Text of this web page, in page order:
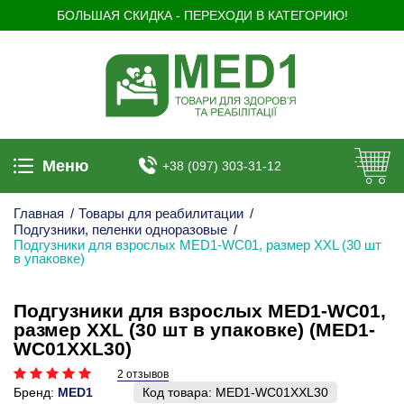
БОЛЬШАЯ СКИДКА - ПЕРЕХОДИ В КАТЕГОРИЮ!
Меню +38 (097) 303-31-12
Главная / Товары для реабилитации /
Подгузники, пеленки одноразовые /
Подгузники для взрослых MED1-WC01, размер ХXL (30 шт
в упаковке)
Подгузники для взрослых MED1-WC01,
размер ХXL (30 шт в упаковке) (MED1-
WC01ХXL30)
2 отзывов
Бренд: MED1 Код товара: MED1-WC01ХXL30